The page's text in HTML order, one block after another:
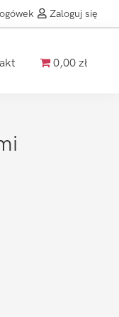
Zaloguj się
0,00 zł